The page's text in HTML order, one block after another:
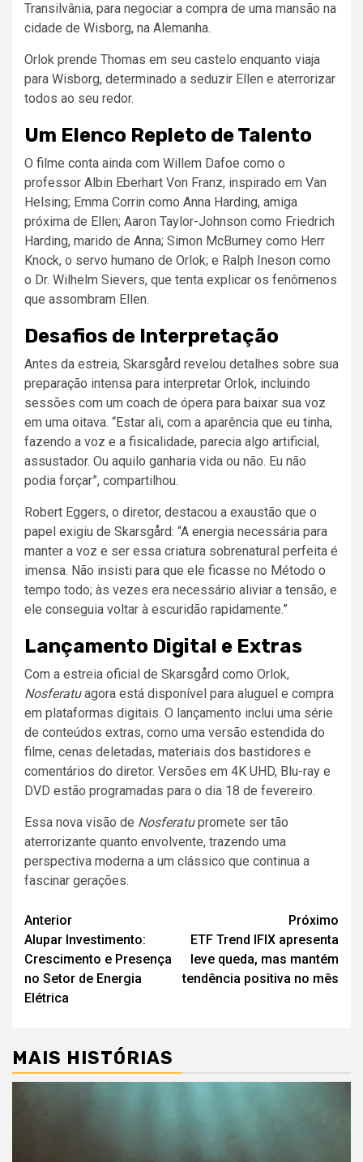
Transilvânia, para negociar a compra de uma mansão na
cidade de Wisborg, na Alemanha.
Orlok prende Thomas em seu castelo enquanto viaja
para Wisborg, determinado a seduzir Ellen e aterrorizar
todos ao seu redor.
Um Elenco Repleto de Talento
O filme conta ainda com Willem Dafoe como o
professor Albin Eberhart Von Franz, inspirado em Van
Helsing; Emma Corrin como Anna Harding, amiga
próxima de Ellen; Aaron Taylor-Johnson como Friedrich
Harding, marido de Anna; Simon McBurney como Herr
Knock, o servo humano de Orlok; e Ralph Ineson como
o Dr. Wilhelm Sievers, que tenta explicar os fenômenos
que assombram Ellen.
Desafios de Interpretação
Antes da estreia, Skarsgård revelou detalhes sobre sua
preparação intensa para interpretar Orlok, incluindo
sessões com um coach de ópera para baixar sua voz
em uma oitava. “Estar ali, com a aparência que eu tinha,
fazendo a voz e a fisicalidade, parecia algo artificial,
assustador. Ou aquilo ganharia vida ou não. Eu não
podia forçar”, compartilhou.
Robert Eggers, o diretor, destacou a exaustão que o
papel exigiu de Skarsgård: “A energia necessária para
manter a voz e ser essa criatura sobrenatural perfeita é
imensa. Não insisti para que ele ficasse no Método o
tempo todo; às vezes era necessário aliviar a tensão, e
ele conseguia voltar à escuridão rapidamente.”
Lançamento Digital e Extras
Com a estreia oficial de Skarsgård como Orlok,
Nosferatuagora está disponível para aluguel e compra
em plataformas digitais. O lançamento inclui uma série
de conteúdos extras, como uma versão estendida do
filme, cenas deletadas, materiais dos bastidores e
comentários do diretor. Versões em 4K UHD, Blu-ray e
DVD estão programadas para o dia 18 de fevereiro.
Essa nova visão de Nosferatupromete ser tão
aterrorizante quanto envolvente, trazendo uma
perspectiva moderna a um clássico que continua a
fascinar gerações.
Navegação
de
artigos
Anterior
Alupar Investimento:
Crescimento e Presença
no Setor de Energia
Elétrica
Próximo
ETF Trend IFIX apresenta
leve queda, mas mantém
tendência positiva no mês
MAIS HISTÓRIAS